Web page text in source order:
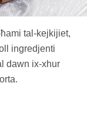
tal-kejkijiet,
ingredjenti
dawn ix-xhur